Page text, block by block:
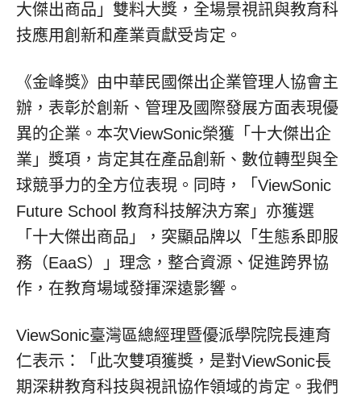
大傑出商品」雙料大獎，全場景視訊與教育科
技應用創新和產業貢獻受肯定。
《金峰獎》由中華民國傑出企業管理人協會主
辦，表彰於創新、管理及國際發展方面表現優
異的企業。本次ViewSonic榮獲「十大傑出企
業」獎項，肯定其在產品創新、數位轉型與全
球競爭力的全方位表現。同時，「ViewSonic
Future School 教育科技解決方案」亦獲選
「十大傑出商品」，突顯品牌以「生態系即服
務（EaaS）」理念，整合資源、促進跨界協
作，在教育場域發揮深遠影響。
ViewSonic臺灣區總經理暨優派學院院長連育
仁表示：「此次雙項獲獎，是對ViewSonic長
期深耕教育科技與視訊協作領域的肯定。我們